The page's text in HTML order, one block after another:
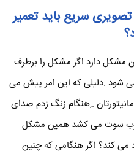
سریع باید تعمیر
مشکل دارد اگر مشکل را برطرف
شود .دلیلی که این امر پیش می
.,هنگام زنگ زدم صدای
سوت می کشد همین مشکل
کند؟ اگر هنگامی که چنین